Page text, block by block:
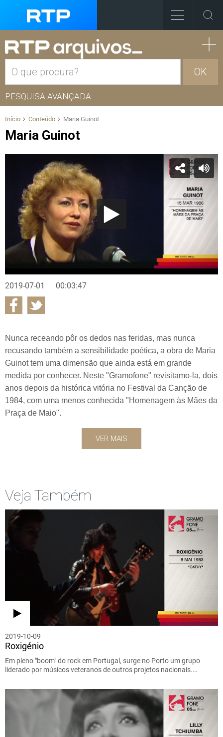
OK
PESQUISA AVANÇADA
Início Conteúdo Maria Guinot
Maria Guinot
2019-07-01 00:03:47
Nunca receando pôr os dedos nas feridas, mas nunca
recusando também a sensibilidade poética, a obra de Maria
Guinot tem uma dimensão que ainda está em grande
medida por conhecer. Neste "Gramofone" revisitamo-la, dois
anos depois da histórica vitória no Festival da Canção de
1984, com uma menos conhecida "Homenagem às Mães da
Praça de Maio".
VER MAIS
Veja Também
2019-10-09
Roxigénio
Em pleno "boom" do rock em Portugal, surge no Porto um grupo
liderado por músicos veteranos de outros projetos nacionais.…